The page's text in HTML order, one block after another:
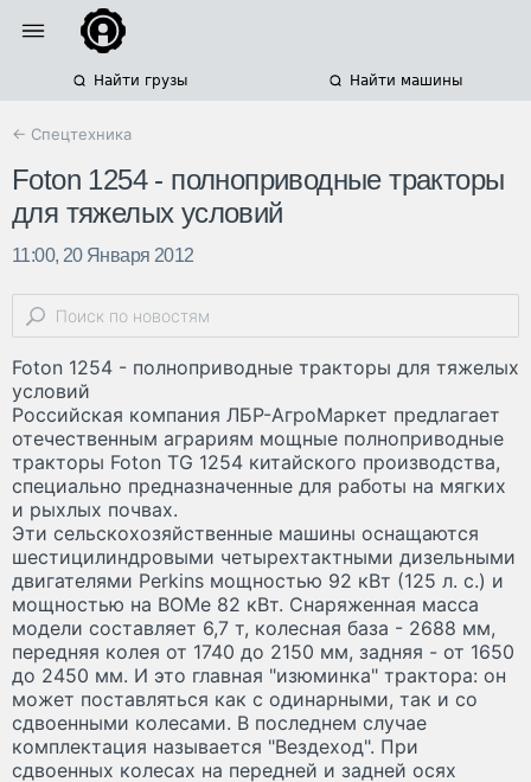
Найти грузы Найти машины
← Спецтехника
Foton 1254 - полноприводные тракторы
для тяжелых условий
11:00, 20 Января 2012
Foton 1254 - полноприводные тракторы для тяжелых
условий
Российская компания ЛБР-АгроМаркет предлагает
отечественным аграриям мощные полноприводные
тракторы Foton TG 1254 китайского производства,
специально предназначенные для работы на мягких
и рыхлых почвах.
Эти сельскохозяйственные машины оснащаются
шестицилиндровыми четырехтактными дизельными
двигателями Perkins мощностью 92 кВт (125 л. с.) и
мощностью на ВОМе 82 кВт. Снаряженная масса
модели составляет 6,7 т, колесная база - 2688 мм,
передняя колея от 1740 до 2150 мм, задняя - от 1650
до 2450 мм. И это главная "изюминка" трактора: он
может поставляться как с одинарными, так и со
сдвоенными колесами. В последнем случае
комплектация называется "Вездеход". При
сдвоенных колесах на передней и задней осях